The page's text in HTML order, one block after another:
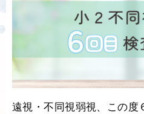
遠視・不同視弱視、この度